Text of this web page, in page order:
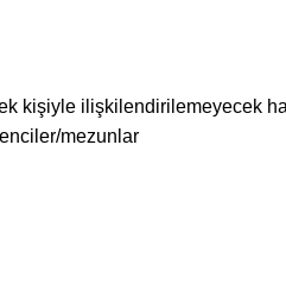
kişiyle ilişkilendirilemeyecek
mezunlar